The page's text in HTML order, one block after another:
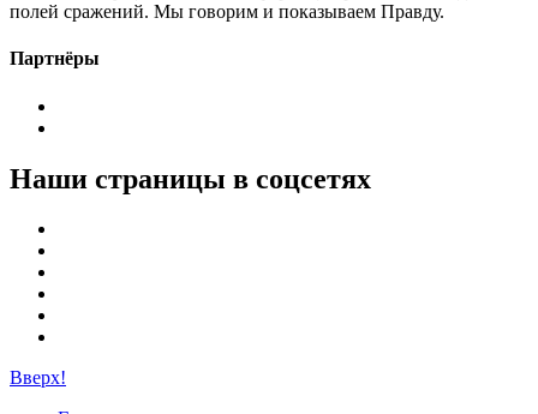
полей сражений. Мы говорим и показываем Правду.
Партнёры
Наши страницы в соцсетях
Вверх!